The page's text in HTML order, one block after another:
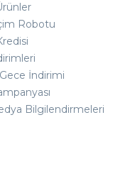
Robotu
İndirimi
Bilgilendirmeleri